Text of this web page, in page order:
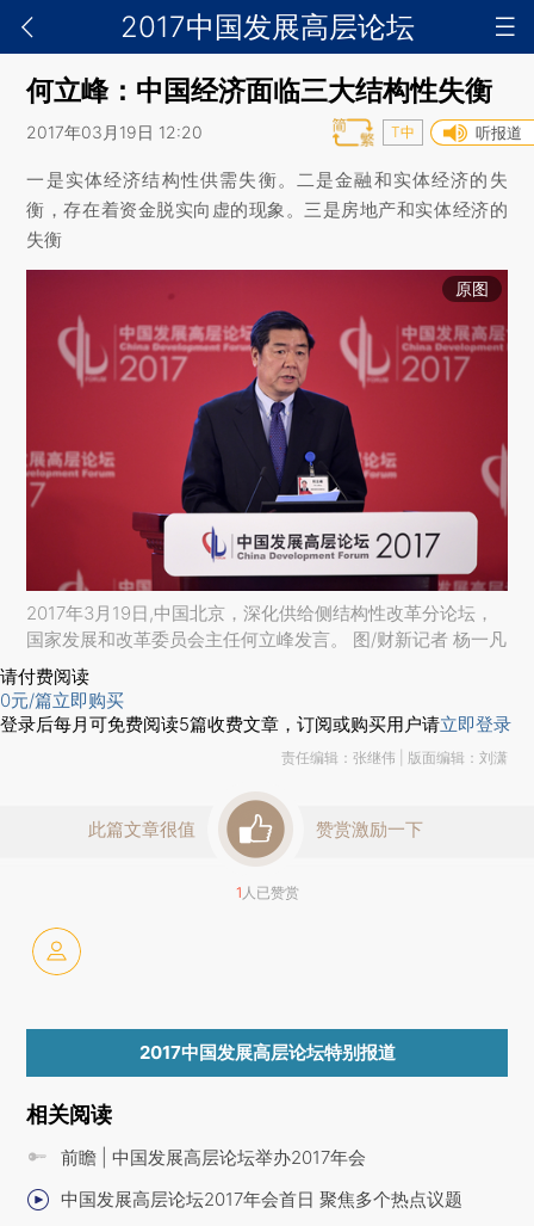
2017中国发展高层论坛
何立峰：中国经济面临三大结构性失衡
2017年03月19日 12:20 听报道
T中
一是实体经济结构性供需失衡。二是金融和实体经济的失
衡，存在着资金脱实向虚的现象。三是房地产和实体经济的
失衡
原图
2017年3月19日,中国北京，深化供给侧结构性改革分论坛，
国家发展和改革委员会主任何立峰发言。 图/财新记者 杨一凡
请付费阅读
0元/篇立即购买
登录后每月可免费阅读5篇收费文章，订阅或购买用户请立即登录
责任编辑：张继伟 | 版面编辑：刘潇
此篇文章很值 赞赏激励一下
1 人已赞赏
2017中国发展高层论坛特别报道
相关阅读
前瞻 | 中国发展高层论坛举办2017年会
中国发展高层论坛2017年会首日 聚焦多个热点议题